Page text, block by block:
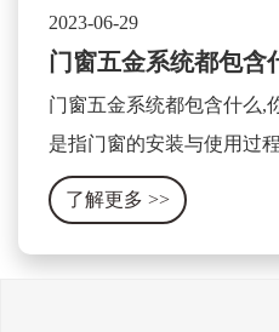
2023-06-29
门窗五金系统都包含
门窗五金系统都包含什么,
是指门窗的安装与使用过
及相关设备的集合体。它
合页、滑轨、拉手、密封
了解更多 >>